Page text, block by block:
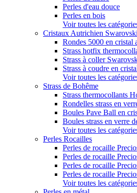
Perles d'eau douce
Perles en bois
Voir toutes les
Cristaux Autrichien Swarovski
Rondes 5000 en cristal
Strass hotfix
Strass à coller
Strass à coudre en
Voir toutes les
Strass de Bohême
Strass thermocollants
Rondelles strass en
Boules Pave Ball en
Boules strass en verre
Voir toutes les
Perles Rocailles
Perles de rocaille
Perles de rocaille
Perles de rocaille
Perles de rocaille
Voir toutes les